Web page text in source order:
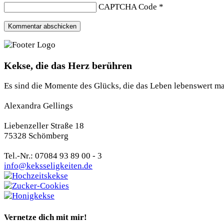
CAPTCHA Code *
Kekse, die das Herz berühren
Es sind die Momente des Glücks, die das Leben lebenswert
Alexandra Gellings
Liebenzeller Straße 18
75328 Schömberg
Tel.-Nr.: 07084 93 89 00 - 3
info@keksseligkeiten.de
Vernetze dich mit mir!